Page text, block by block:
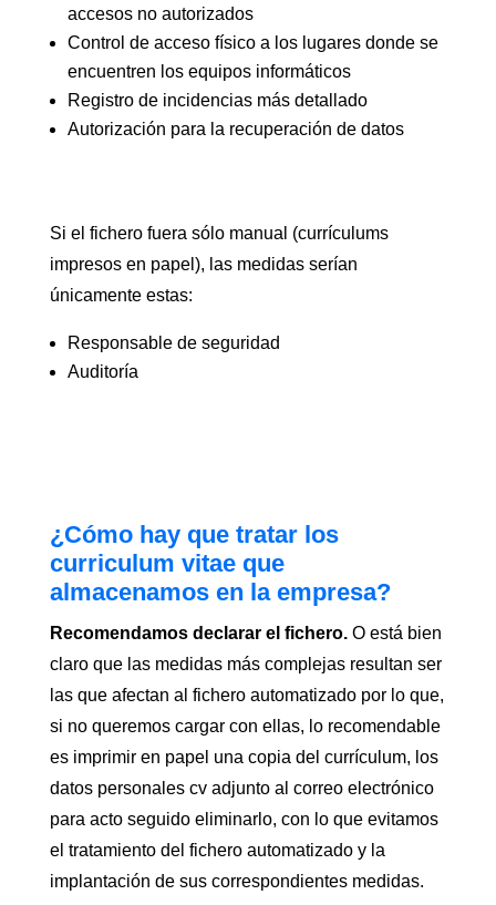
accesos no autorizados
Control de acceso físico a los lugares donde se
encuentren los equipos informáticos
Registro de incidencias más detallado
Autorización para la recuperación de datos
Si el fichero fuera sólo manual (currículums
impresos en papel), las medidas serían
únicamente estas:
Responsable de seguridad
Auditoría
¿Cómo hay que tratar los
curriculum vitae que
almacenamos en la empresa?
Recomendamos declarar el fichero.O está bien
claro que las medidas más complejas resultan ser
las que afectan al fichero automatizado por lo que,
si no queremos cargar con ellas, lo recomendable
es imprimir en papel una copia del currículum, los
datos personales cv adjunto al correo electrónico
para acto seguido eliminarlo, con lo que evitamos
el tratamiento del fichero automatizado y la
implantación de sus correspondientes medidas.